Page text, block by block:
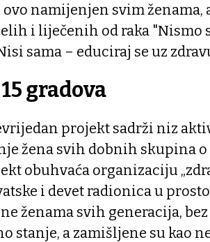
ovo namijenjen svim ženama,
i liječenih od raka "Nismo
sama – educiraj se uz
gradova
projekt sadrži niz
žena svih dobnih skupina
obuhvaća organizaciju
i devet radionica u
ženama svih generacija,
stanje, a zamišljene su kao